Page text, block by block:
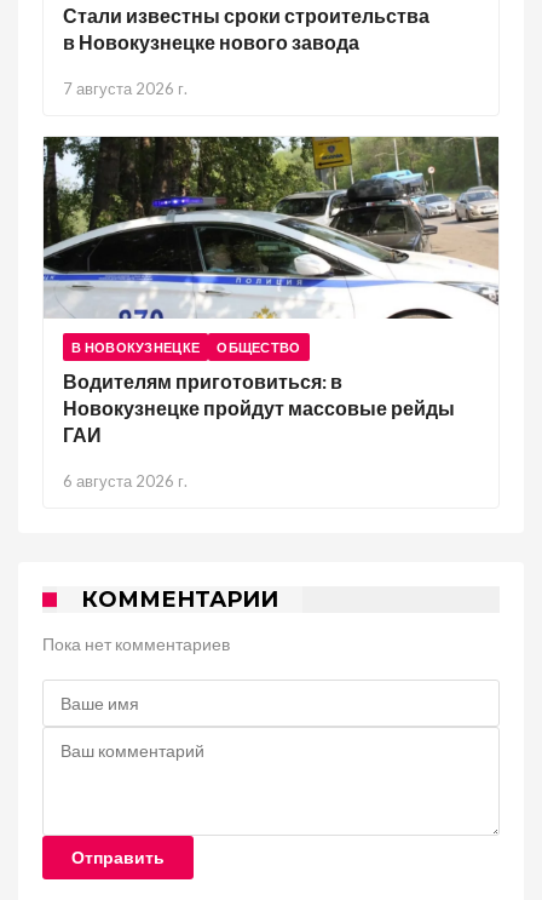
Стали известны сроки строительства
в Новокузнецке нового завода
7 августа 2026 г.
В НОВОКУЗНЕЦКЕ ОБЩЕСТВО
Водителям приготовиться: в
Новокузнецке пройдут массовые рейды
ГАИ
6 августа 2026 г.
КОММЕНТАРИИ
Пока нет комментариев
Отправить